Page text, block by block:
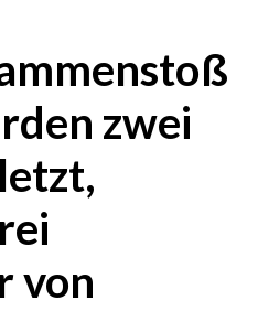
zwei
von